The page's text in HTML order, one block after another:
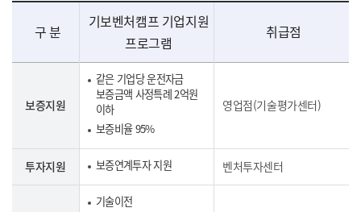
구 분
기보벤처캠프 기업지원
프로그램
취급점
보증지원
같은 기업당 운전자금
보증금액 사정특례 2억원
이하
보증비율 95%
영업점(기술평가센터)
투자지원 보증연계투자 지원 벤처투자센터
기술이전